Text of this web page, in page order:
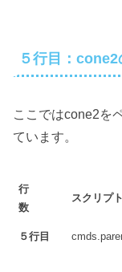
５行目：
ここではcone2を
ています。
行
数
スクリプト
５行目